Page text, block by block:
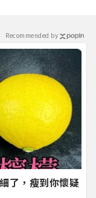
了，瘦到你懷疑
Recommended by